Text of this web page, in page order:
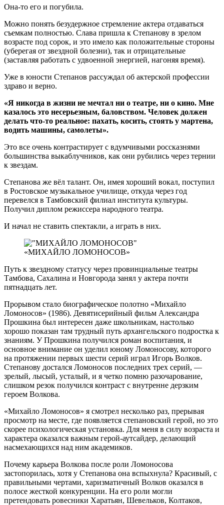
Она-то его и погубила.
Можно понять безудержное стремление актера отдаваться
съемкам полностью. Слава пришла к Степанову в зрелом
возрасте под сорок, и это имело как положительные стороны
(уберегая от звездной болезни), так и отрицательные
(заставляя работать с удвоенной энергией, нагоняя время).
Уже в юности Степанов рассуждал об актерской профессии
здраво и верно.
«Я никогда в жизни не мечтал ни о театре, ни о кино. Мне
казалось это несерьезным, баловством. Человек должен
делать что-то реальное: пахать, косить, стоять у мартена,
водить машины, самолеты».
Это все очень контрастирует с вдумчивыми россказнями
большинства выкаблучников, как они рубились через тернии
к звездам.
Степанова же вёл талант. Он, имея хороший вокал, поступил
в Ростовское музыкальное училище, откуда через год
перевелся в Тамбовский филиал института культуры.
Получил диплом режиссера народного театра.
И начал не ставить спектакли, а играть в них.
«МИХАЙЛО ЛОМОНОСОВ»
Путь к звездному статусу через провинциальные театры
Тамбова, Сахалина и Новгорода занял у актера почти
пятнадцать лет.
Прорывом стало биографическое полотно «Михайло
Ломоносов» (1986). Девятисерийный фильм Александра
Прошкина был интересен даже школьникам, настолько
хорошо показан там трудный путь архангельского подростка к
знаниям. У Прошкина получился роман воспитания, и
основное внимание он уделил юному Ломоносову, которого
на протяжении первых шести серий играл Игорь Волков.
Степанову достался Ломоносов последних трех серий, —
зрелый, лысый, усталый, и я четко помню разочарование,
слишком резок получился контраст с внутренне дерзким
героем Волкова.
«Михайло Ломоносов» я смотрел несколько раз, прерывая
просмотр на месте, где появляется степановский герой, но это
скорее психологическая установка. Для меня в силу возраста и
характера оказался важным герой-аутсайдер, делающий
насмехающихся над ним академиков.
Почему карьера Волкова после роли Ломоносова
застопорилась, хотя у Степанова она вспыхнула? Красивый, с
правильными чертами, харизматичный Волков оказался в
полосе жесткой конкуренции. На его роли могли
претендовать ровесники Харатьян, Шевельков, Колтаков,